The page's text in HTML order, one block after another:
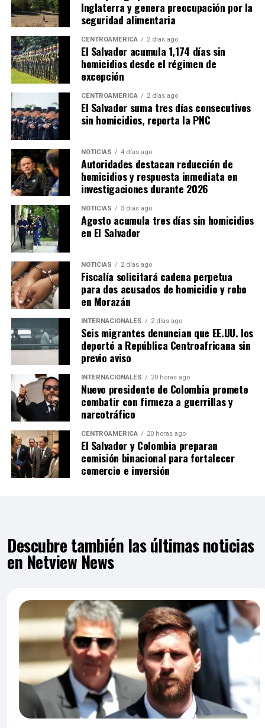
Inglaterra y genera preocupación por la
seguridad alimentaria
CENTROAMÉRICA 2 días ago
El Salvador acumula 1,174 días sin
homicidios desde el régimen de
excepción
CENTROAMÉRICA 2 días ago
El Salvador suma tres días consecutivos
sin homicidios, reporta la PNC
NOTICIAS 4 días ago
Autoridades destacan reducción de
homicidios y respuesta inmediata en
investigaciones durante 2026
NOTICIAS 3 días ago
Agosto acumula tres días sin homicidios
en El Salvador
NOTICIAS 2 días ago
Fiscalía solicitará cadena perpetua
para dos acusados de homicidio y robo
en Morazán
INTERNACIONALES 2 días ago
Seis migrantes denuncian que EE.UU. los
deportó a República Centroafricana sin
previo aviso
INTERNACIONALES 20 horas ago
Nuevo presidente de Colombia promete
combatir con firmeza a guerrillas y
narcotráfico
CENTROAMÉRICA 20 horas ago
El Salvador y Colombia preparan
comisión binacional para fortalecer
comercio e inversión
Descubre también las últimas noticias
en Netview News